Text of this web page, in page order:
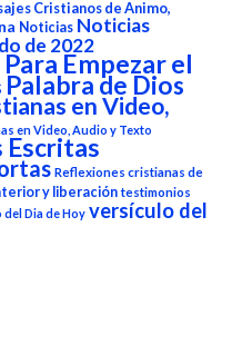
Cristianos de Animo,
Noticias Noticias
de 2022
Empezar el
Palabra de Dios
en Video,
en Video, Audio y Texto
Escritas
Reflexiones cristianas de
y liberación testimonios
del Dia de Hoy versículo del